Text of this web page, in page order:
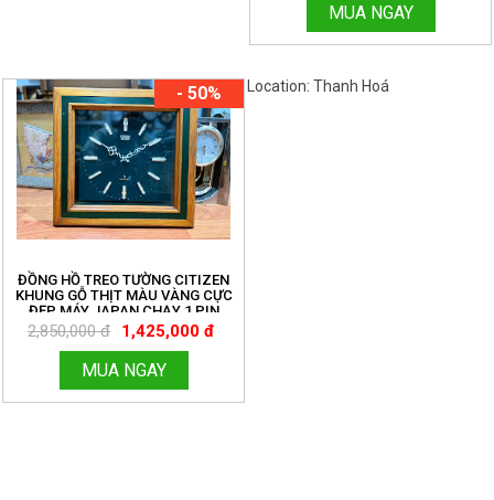
MUA NGAY
- 50%
ĐỒNG HỒ TREO TƯỜNG CITIZEN
KHUNG GỖ THỊT MÀU VÀNG CỰC
ĐẸP MÁY JAPAN CHẠY 1 PIN
TRUNG MÁY CHẠY TỐT VỎ MỚI 98%
2,850,000 đ 1,425,000 đ
MUA NGAY
Location: Thanh Hoá